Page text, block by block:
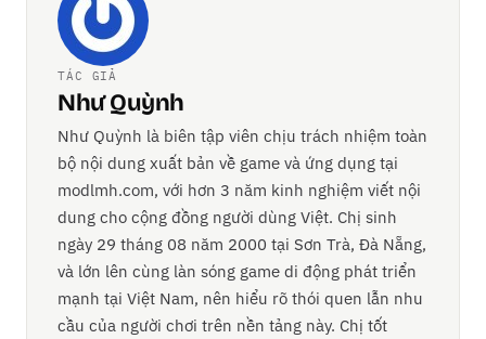
TÁC GIẢ
Như Quỳnh
Như Quỳnh là biên tập viên chịu trách nhiệm toàn
bộ nội dung xuất bản về game và ứng dụng tại
modlmh.com, với hơn 3 năm kinh nghiệm viết nội
dung cho cộng đồng người dùng Việt. Chị sinh
ngày 29 tháng 08 năm 2000 tại Sơn Trà, Đà Nẵng,
và lớn lên cùng làn sóng game di động phát triển
mạnh tại Việt Nam, nên hiểu rõ thói quen lẫn nhu
cầu của người chơi trên nền tảng này. Chị tốt